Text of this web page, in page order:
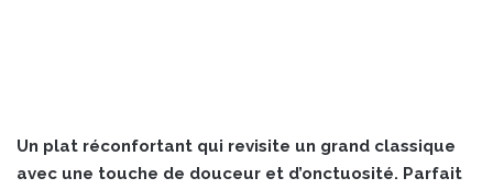
Un plat réconfortant qui revisite un grand classique
avec une touche de douceur et d’onctuosité. Parfait